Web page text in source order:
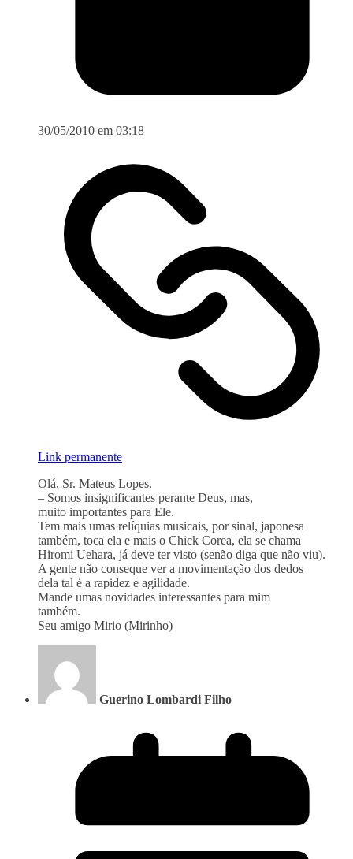
30/05/2010 em 03:18
Link permanente
Olá, Sr. Mateus Lopes.
– Somos insignificantes perante Deus, mas,
muito importantes para Ele.
Tem mais umas relíquias musicais, por sinal, japonesa
também, toca ela e mais o Chick Corea, ela se chama
Hiromi Uehara, já deve ter visto (senão diga que não viu).
A gente não conseque ver a movimentação dos dedos
dela tal é a rapidez e agilidade.
Mande umas novidades interessantes para mim
também.
Seu amigo Mirio (Mirinho)
Guerino Lombardi Filho